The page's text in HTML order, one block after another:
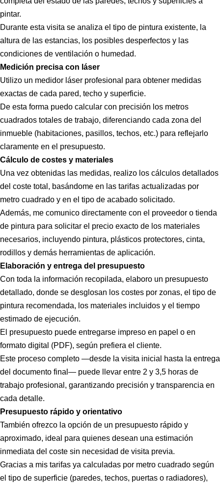
pintar.
Durante esta visita se analiza el tipo de pintura existente, la
altura de las estancias, los posibles desperfectos y las
condiciones de ventilación o humedad.
Medición precisa con láser
Utilizo un medidor láser profesional para obtener medidas
exactas de cada pared, techo y superficie.
De esta forma puedo calcular con precisión los metros
cuadrados totales de trabajo, diferenciando cada zona del
inmueble (habitaciones, pasillos, techos, etc.) para reflejarlo
claramente en el presupuesto.
Cálculo de costes y materiales
Una vez obtenidas las medidas, realizo los cálculos detallados
del coste total, basándome en las tarifas actualizadas por
metro cuadrado y en el tipo de acabado solicitado.
Además, me comunico directamente con el proveedor o tienda
de pintura para solicitar el precio exacto de los materiales
necesarios, incluyendo pintura, plásticos protectores, cinta,
rodillos y demás herramientas de aplicación.
Elaboración y entrega del presupuesto
Con toda la información recopilada, elaboro un presupuesto
detallado, donde se desglosan los costes por zonas, el tipo de
pintura recomendada, los materiales incluidos y el tiempo
estimado de ejecución.
El presupuesto puede entregarse impreso en papel o en
formato digital (PDF), según prefiera el cliente.
Este proceso completo —desde la visita inicial hasta la entrega
del documento final— puede llevar entre 2 y 3,5 horas de
trabajo profesional, garantizando precisión y transparencia en
cada detalle.
Presupuesto rápido y orientativo
También ofrezco la opción de un presupuesto rápido y
aproximado, ideal para quienes desean una estimación
inmediata del coste sin necesidad de visita previa.
Gracias a mis tarifas ya calculadas por metro cuadrado según
el tipo de superficie (paredes, techos, puertas o radiadores),